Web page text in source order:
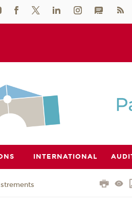
INTERNATIONAL